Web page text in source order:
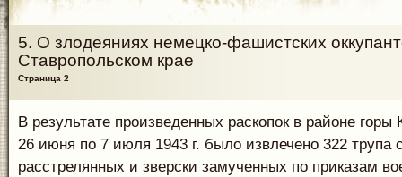
5. О злодеяниях немецко-фашистских
Ставропольском крае
Страница 2
В результате произведенных раскопок в районе
26 июня по 7 июля 1943 г. было извлечено 322 трупа
расстрелянных и зверски замученных по приказам